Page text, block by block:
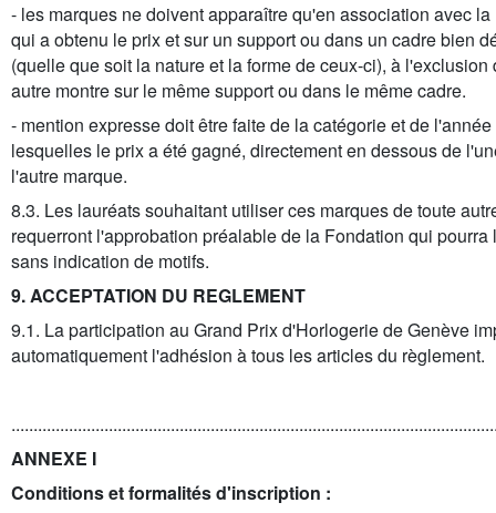
- les marques ne doivent apparaître qu'en association avec la
qui a obtenu le prix et sur un support ou dans un cadre bien
(quelle que soit la nature et la forme de ceux-ci), à l'exclusion
autre montre sur le même support ou dans le même cadre.
- mention expresse doit être faite de la catégorie et de
lesquelles le prix a été gagné, directement en dessous de
l'autre marque.
8.3. Les lauréats souhaitant utiliser ces marques de toute
requerront l'approbation préalable de la Fondation qui pourra
sans indication de motifs.
9. ACCEPTATION DU REGLEMENT
9.1. La participation au Grand Prix d'Horlogerie de Genève
automatiquement l'adhésion à tous les articles du règlement.
ANNEXE I
Conditions et formalités d'inscription :